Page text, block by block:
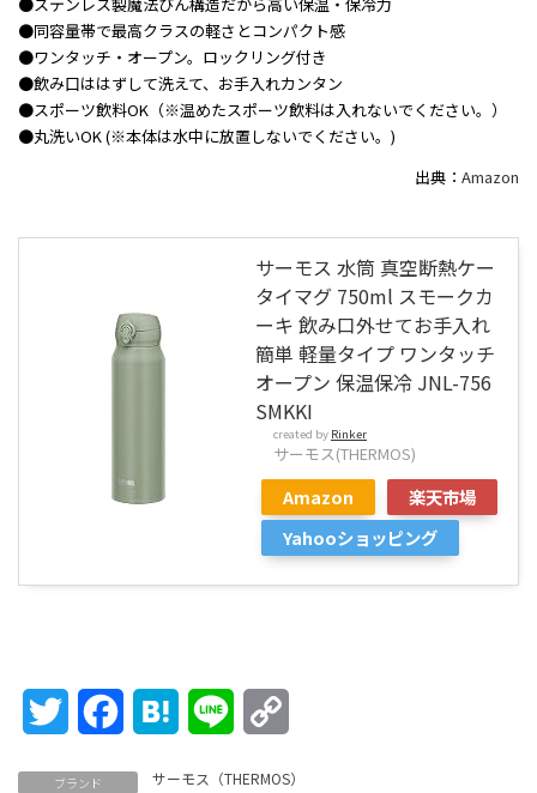
●同容量帯で最高クラスの軽さとコンパクト感
●ワンタッチ・オープン。ロックリング付き
●飲み口ははずして洗えて、お手入れカンタン
●スポーツ飲料OK（※温めたスポーツ飲料は入れないでください。）
●丸洗いOK (※本体は水中に放置しないでください。)
出典： Amazon
サーモス 水筒 真空断熱ケー
タイマグ 750ml スモークカ
ーキ 飲み口外せてお手入れ
簡単 軽量タイプ ワンタッチ
オープン 保温保冷 JNL-756
SMKKI
created by Rinker
サーモス(THERMOS)
Amazon
楽天市場
Yahooショッピング
Twitter FacebookHatena Line
ブランド サーモス（THERMOS）